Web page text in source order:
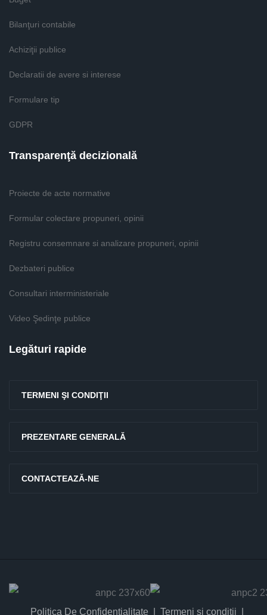
Bilanţuri contabile
Achiziţii publice
Declaratii de avere si interese
Formulare tip
GDPR
Transparenţă decizională
Proiecte de acte normative
Formular colectare propuneri, opinii
Registru consemnare si analizare propuneri, opinii
Dezbateri publice
Consultari interministeriale
Video Şedinţe publice
Legături rapide
TERMENI ŞI CONDIŢII
PREZENTARE GENERALĂ
CONTACTEAZĂ-NE
Politica De Confidențialitate Termeni și condiții